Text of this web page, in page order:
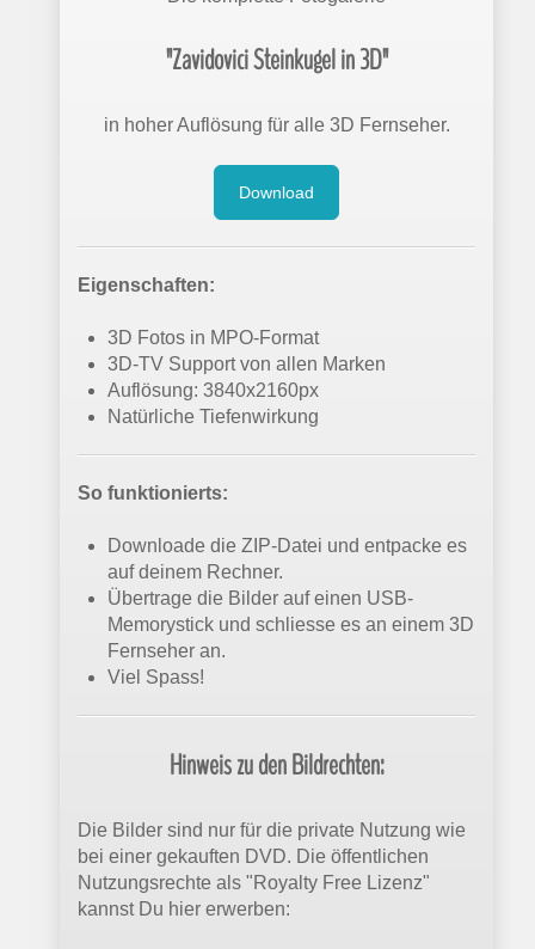
"Zavidovici Steinkugel in 3D"
in hoher Auflösung für alle 3D Fernseher.
Download
Eigenschaften:
3D Fotos in MPO-Format
3D-TV Support von allen Marken
Auflösung: 3840x2160px
Natürliche Tiefenwirkung
So funktionierts:
Downloade die ZIP-Datei und entpacke es
auf deinem Rechner.
Übertrage die Bilder auf einen USB-
Memorystick und schliesse es an einem 3D
Fernseher an.
Viel Spass!
Hinweis zu den Bildrechten:
Die Bilder sind nur für die private Nutzung wie
bei einer gekauften DVD. Die öffentlichen
Nutzungsrechte als "Royalty Free Lizenz"
kannst Du hier erwerben: